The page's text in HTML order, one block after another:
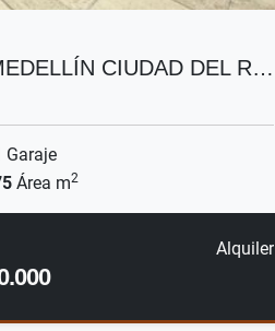
CIUDAD DEL R…
Garaje
Área m2
Alquiler